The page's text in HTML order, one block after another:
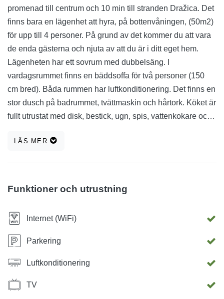
promenad till centrum och 10 min till stranden Dražica. Det
finns bara en lägenhet att hyra, på bottenvåningen, (50m2)
för upp till 4 personer. På grund av det kommer du att vara
de enda gästerna och njuta av att du är i ditt eget hem.
Lägenheten har ett sovrum med dubbelsäng. I
vardagsrummet finns en bäddsoffa för två personer (150
cm bred). Båda rummen har luftkonditionering. Det finns en
stor dusch på badrummet, tvättmaskin och hårtork. Köket är
fullt utrustat med disk, bestick, ugn, spis, vattenkokare och
terrassen perfekt för en avkopplande eftermiddag.
LÄS MER
Funktioner och utrustning
Internet (WiFi)
Parkering
Luftkonditionering
TV